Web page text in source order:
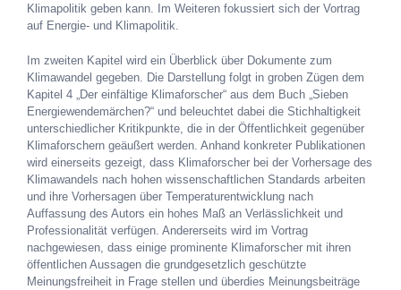
Klimapolitik geben kann. Im Weiteren fokussiert sich der Vortrag
auf Energie- und Klimapolitik.
Im zweiten Kapitel wird ein Überblick über Dokumente zum
Klimawandel gegeben. Die Darstellung folgt in groben Zügen dem
Kapitel 4 „Der einfältige Klimaforscher“ aus dem Buch „Sieben
Energiewendemärchen?“ und beleuchtet dabei die Stichhaltigkeit
unterschiedlicher Kritikpunkte, die in der Öffentlichkeit gegenüber
Klimaforschern geäußert werden. Anhand konkreter Publikationen
wird einerseits gezeigt, dass Klimaforscher bei der Vorhersage des
Klimawandels nach hohen wissenschaftlichen Standards arbeiten
und ihre Vorhersagen über Temperaturentwicklung nach
Auffassung des Autors ein hohes Maß an Verlässlichkeit und
Professionalität verfügen. Andererseits wird im Vortrag
nachgewiesen, dass einige prominente Klimaforscher mit ihren
öffentlichen Aussagen die grundgesetzlich geschützte
Meinungsfreiheit in Frage stellen und überdies Meinungsbeiträge